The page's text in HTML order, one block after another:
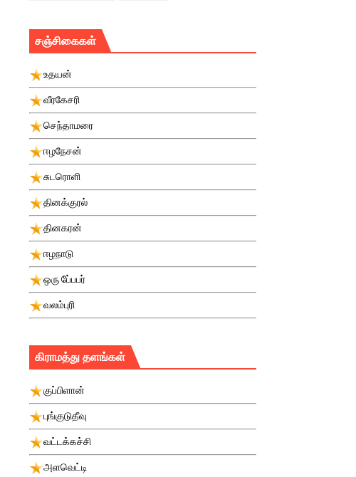
சஞ்சிகைகள்
உதயன்
வீரகேசரி
செந்தாமரை
ஈழநேசன்
சுடரொளி
தினக்குரல்
தினகரன்
ஈழநாடு
ஒரு பே்பபர்
வலம்புரி
கிராமத்து தளங்கள்
குப்பிளான்
புங்குடுதீவு
வட்டக்கச்சி
அளவெட்டி